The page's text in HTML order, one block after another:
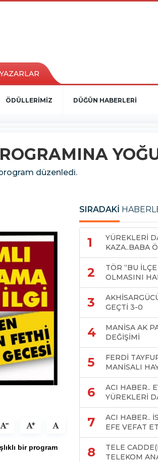
YAZARLAR
ÖDÜLLERİMİZ DÜĞÜN HABERLERİ
düzenledi.
bir program
SIRADAKİ
1
YÜREKLERİ
KAZA..BABA
2
TÖR “BU
OLMASINI
3
GEÇTİ 3-0
4
MANİSA AK
DEĞİŞİMİ
5
FERDİ
MANİSALI
6
ACI HABER..
YÜREKLERİ
7
ACI HABER..
EFE VEFAT
8
TELE
TELEKOM